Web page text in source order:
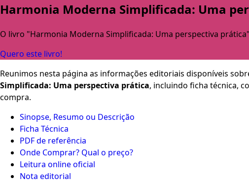
Harmonia Moderna Simplificada: Uma
O livro "Harmonia Moderna Simplificada: Uma perspectiva
Quero este livro!
Reunimos nesta página as informações editoriais disponíveis
Simplificada: Uma perspectiva prática, incluindo ficha técnica,
compra.
Sinopse, Resumo ou Descrição
Ficha Técnica
PDF de referência
Onde Comprar? Qual o preço?
Leitura online oficial
Nota editorial